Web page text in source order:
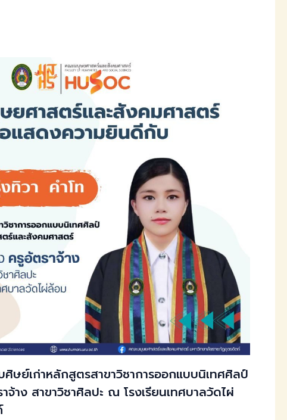
ษย์เก่าหลักสูตรสาขาวิชาการออกแบบนิเทศศิลป์
จ้าง สาขาวิชาศิลปะ ณ โรงเรียนเทศบาลวัดไผ่